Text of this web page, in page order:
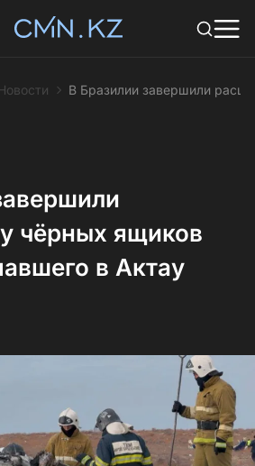
В Бразилии завершили
чёрных ящиков
в Актау